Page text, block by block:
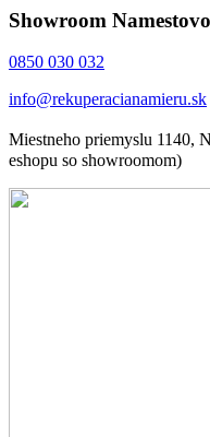
Showroom Namestovo
0850 030 032
info@rekuperacianamieru.sk
Miestneho priemyslu 1140,
eshopu so showroomom)